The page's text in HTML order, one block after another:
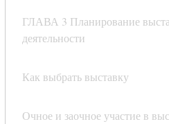
ГЛАВА 3 Планирование
деятельности
Как выбрать выставку
Очное и заочное участие в